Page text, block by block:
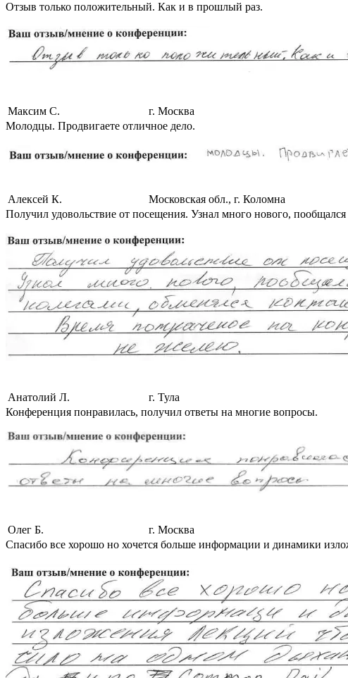
Отзыв только положительный. Как и в прошлый раз.
Максим С.
г. Москва
Молодцы. Продвигаете отличное дело.
Алексей К.
Московская обл., г. Коломна
Получил удовольствие от посещения. Узнал много нового,
Анатолий Л.
г. Тула
Конференция понравилась, получил ответы на многие вопросы.
Олег Б.
г. Москва
Спасибо все хорошо но хочется больше информации и динамики